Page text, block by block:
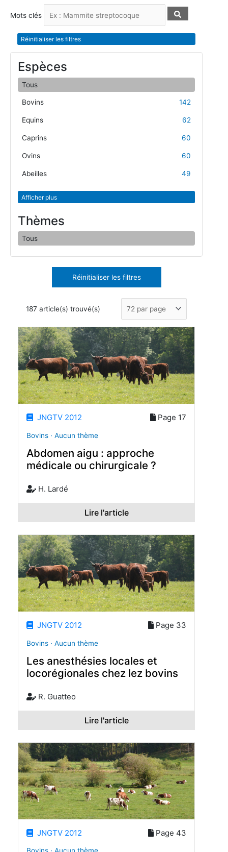
Mots clés
Réinitialiser les filtres
Espèces
Tous
Bovins 142
Equins 62
Caprins 60
Ovins 60
Abeilles 49
Afficher plus
Thèmes
Tous
Réinitialiser les filtres
187 article(s) trouvé(s)
JNGTV 2012 Page 17
Bovins · Aucun thème
Abdomen aigu : approche
médicale ou chirurgicale ?
H. Lardé
Lire l'article
JNGTV 2012 Page 33
Bovins · Aucun thème
Les anesthésies locales et
locorégionales chez lez bovins
R. Guatteo
Lire l'article
JNGTV 2012 Page 43